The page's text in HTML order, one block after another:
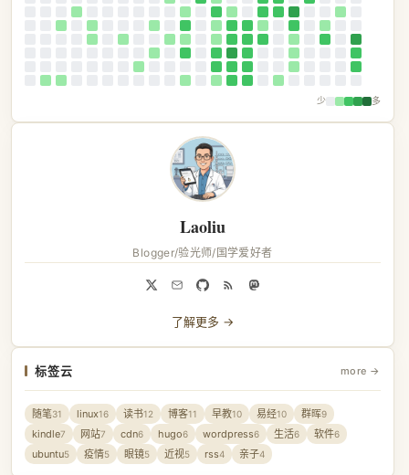
少 多
Laoliu
Blogger/验光师/国学爱好者
了解更多 →
标签云 more →
随笔31 linux16 读书12 博客11 早教10 易经10 群晖9
kindle7 网站7 cdn6 hugo6 wordpress6 生活6 软件6
ubuntu5 疫情5 眼镜5 近视5 rss4 亲子4